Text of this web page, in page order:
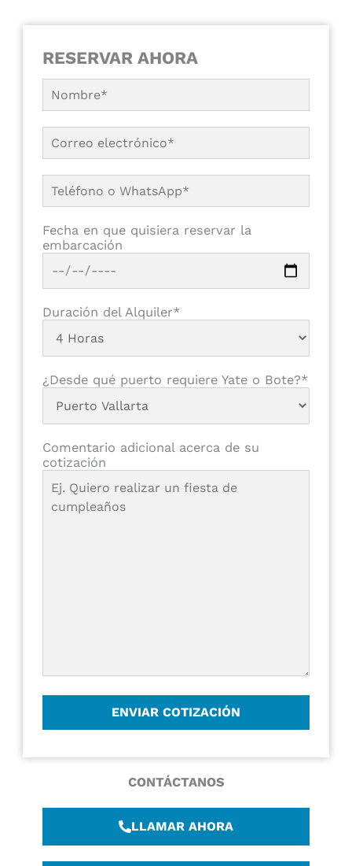
RESERVAR AHORA
Fecha en que quisiera reservar la
embarcación
Duración del Alquiler*
¿Desde qué puerto requiere Yate o Bote?*
Comentario adicional acerca de su
cotización
CONTÁCTANOS
LLAMAR AHORA